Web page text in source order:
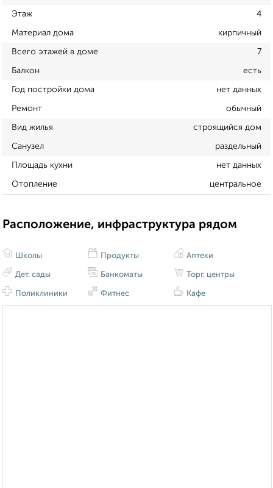
Этаж 4
Материал дома кирпичный
Всего этажей в доме 7
Балкон есть
Год постройки дома нет данных
Ремонт обычный
Вид жилья строящийся дом
Санузел раздельный
Площадь кухни нет данных
Отопление центральное
Расположение, инфраструктура рядом
Школы
Дет. сады
Поликлиники
Продукты
Банкоматы
Фитнес
Аптеки
Торг. центры
Кафе